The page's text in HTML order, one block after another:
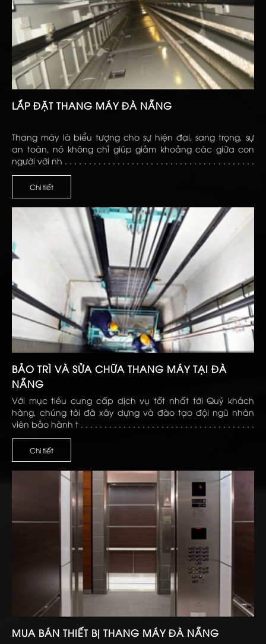
LẮP ĐẶT THANG MÁY ĐÀ NẴNG
Thang máy là biểu tượng cho sự hiện đại, sang trọng, sự
an toàn, nó không chỉ giúp giảm khoảng các giữa con
người với nh . . . . . . . . . . . . . . . . . . . . . . . . . . . . . . . . . . . . . . . .
Chi tiết
BẢO TRÌ VÀ SỬA CHỮA THANG MÁY TẠI ĐÀ
NẴNG
Với mục tiêu cung cấp dịch vụ tốt nhất tới Quý khách
hàng, chúng tôi đã xây dựng và đào tạo đội ngũ nhân
viên bảo hành t . . . . . . . . . . . . . . . . . . . . . . . . . . . . . . . . . . . . .
. . . . . . . . . . . . . . . . . . . . . . . . . . . . . . . . . . . . . . . . . . . . . . . . . .
Chi tiết
MUA BÁN THIẾT BỊ THANG MÁY ĐÀ NẴNG